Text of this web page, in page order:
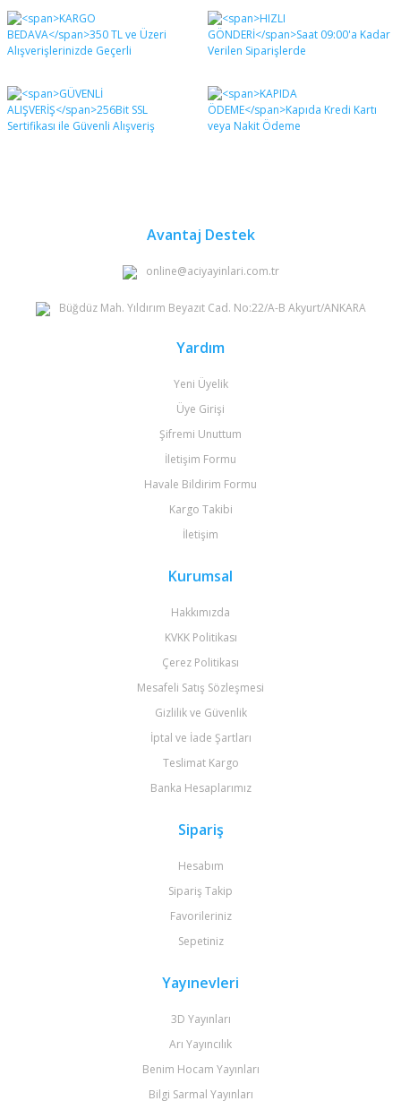
Bu ürüne ilk yorumu siz yapın!
Yorum Yaz
Bu ürünün fiyat bilgisi, resim, ürün açıklamalarında ve
diğer konularda yetersiz gördüğünüz noktaları öneri
formunu kullanarak tarafımıza iletebilirsiniz.
Görüş ve önerileriniz için teşekkür ederiz.
Ürün resmi kalitesiz, bozuk veya görüntülenemiyor.
Ürün açıklamasında eksik bilgiler bulunuyor.
Avantaj Destek
online@aciyayinlari.com.tr
Büğdüz Mah. Yıldırım Beyazıt Cad. No:22/A-B Akyurt/ANKARA
Yardım
Yeni Üyelik
Üye Girişi
Şifremi Unuttum
İletişim Formu
Havale Bildirim Formu
Kargo Takibi
İletişim
Kurumsal
Hakkımızda
KVKK Politikası
Çerez Politikası
Mesafeli Satış Sözleşmesi
Gizlilik ve Güvenlik
İptal ve İade Şartları
Teslimat Kargo
Banka Hesaplarımız
Sipariş
Hesabım
Sipariş Takip
Favorileriniz
Sepetiniz
Yayınevleri
3D Yayınları
Arı Yayıncılık
Benim Hocam Yayınları
Bilgi Sarmal Yayınları